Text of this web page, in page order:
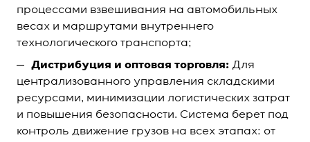
процессами взвешивания на автомобильных
весах и маршрутами внутреннего
технологического транспорта;
Дистрибуция и оптовая торговля: Для
централизованного управления складскими
ресурсами, минимизации логистических затрат
и повышения безопасности. Система берет под
контроль движение грузов на всех этапах: от